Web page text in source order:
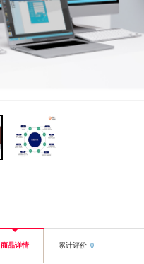
商品详情 累计评价 0